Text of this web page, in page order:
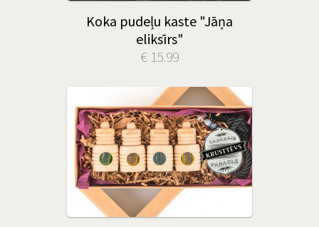
Koka pudeļu kaste "Jāņa
eliksīrs"
€ 15.99